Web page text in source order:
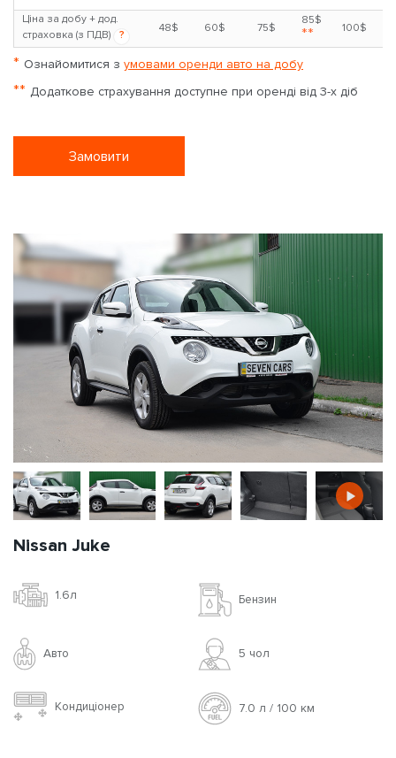
Ціна за добу + дод.
страховка (з ПДВ)
?
48$ 60$ 75$
85$
** 100$
* Ознайомитися з умовами оренди авто на добу
** Додаткове страхування доступне при оренді від 3-х діб
Замовити
Nissan Juke
1.6л Бензин
Авто 5 чoл
Кондиціонер 7.0 л / 100 км